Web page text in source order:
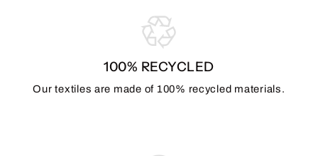
100% RECYCLED
Our textiles are made of 100% recycled materials.